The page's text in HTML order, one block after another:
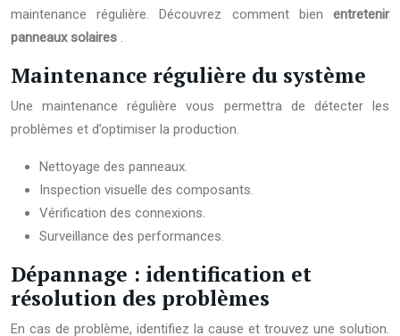
maintenance régulière. Découvrez comment bien entretenir
panneaux solaires .
Maintenance régulière du système
Une maintenance régulière vous permettra de détecter les
problèmes et d’optimiser la production.
Nettoyage des panneaux.
Inspection visuelle des composants.
Vérification des connexions.
Surveillance des performances.
Dépannage : identification et
résolution des problèmes
En cas de problème, identifiez la cause et trouvez une solution.